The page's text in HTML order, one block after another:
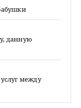
данную
между